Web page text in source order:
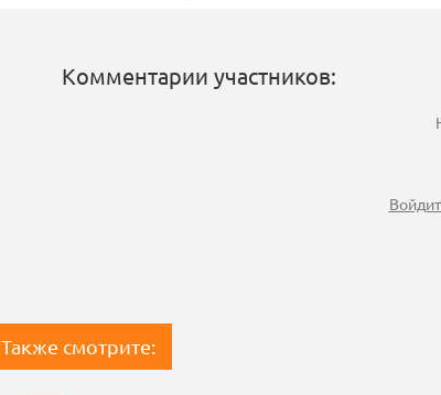
Комментарии участников:
Также смотрите: